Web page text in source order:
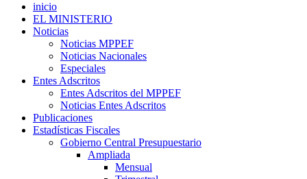
inicio
EL MINISTERIO
Noticias
Noticias MPPEF
Noticias Nacionales
Especiales
Entes Adscritos
Entes Adscritos del MPPEF
Noticias Entes Adscritos
Publicaciones
Estadísticas Fiscales
Gobierno Central Presupuestario
Ampliada
Mensual